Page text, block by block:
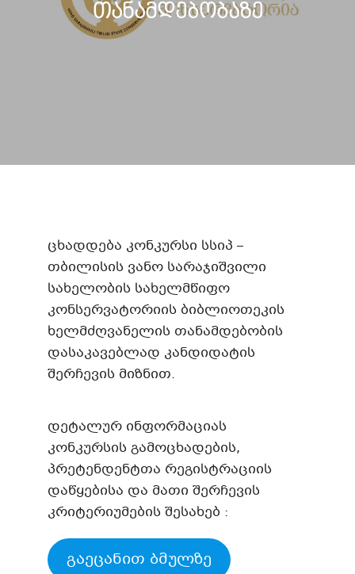
თანამდებობაზე
ცხადდება კონკურსი სსიპ –
თბილისის ვანო სარაჯიშვილი
სახელობის სახელმწიფო
კონსერვატორიის ბიბლიოთეკის
ხელმძღვანელის თანამდებობის
დასაკავებლად კანდიდატის
შერჩევის მიზნით.
დეტალურ ინფორმაციას
კონკურსის გამოცხადების,
პრეტენდენტთა რეგისტრაციის
დაწყებისა და მათი შერჩევის
კრიტერიუმების შესახებ :
გაეცანით ბმულზე